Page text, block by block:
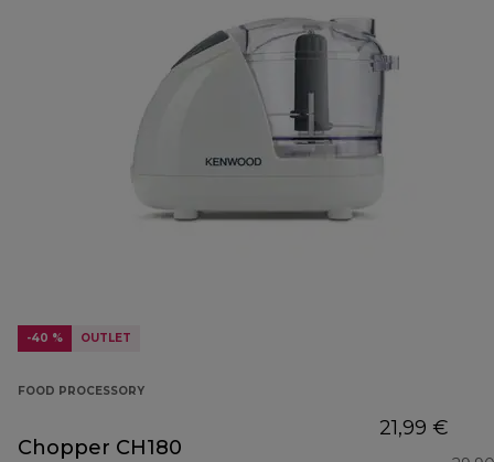
-40 % OUTLET
FOOD PROCESSORY
Chopper CH180
21,99 €